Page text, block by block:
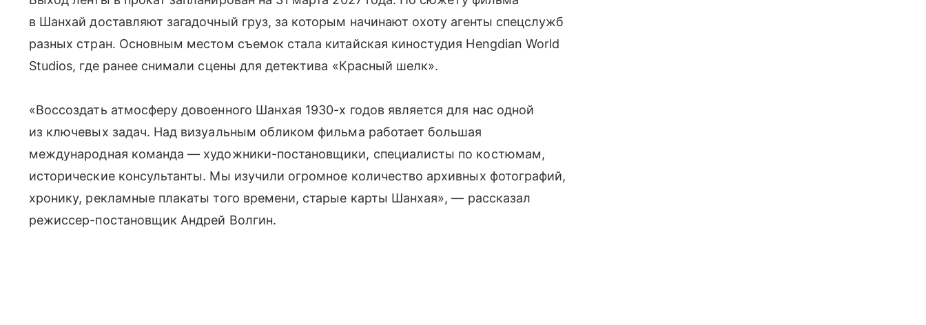
в Шанхай доставляют загадочный груз, за которым начинают охоту агенты спецслужб
разных стран. Основным местом съемок стала китайская киностудия Hengdian World
Studios, где ранее снимали сцены для детектива «Красный шелк».
«Воссоздать атмосферу довоенного Шанхая 1930-х годов является для нас одной
из ключевых задач. Над визуальным обликом фильма работает большая
международная команда — художники-постановщики, специалисты по костюмам,
исторические консультанты. Мы изучили огромное количество архивных фотографий,
хронику, рекламные плакаты того времени, старые карты Шанхая», — рассказал
режиссер-постановщик Андрей Волгин.